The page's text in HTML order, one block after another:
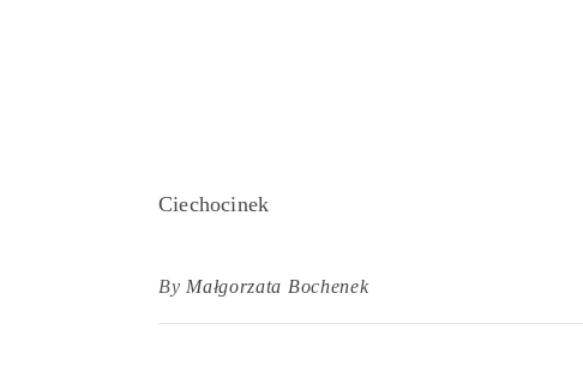
Ciechocinek
By Małgorzata Bochenek